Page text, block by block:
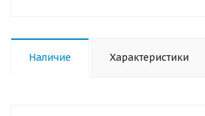
Наличие Характеристики